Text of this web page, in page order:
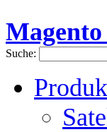
Suche: